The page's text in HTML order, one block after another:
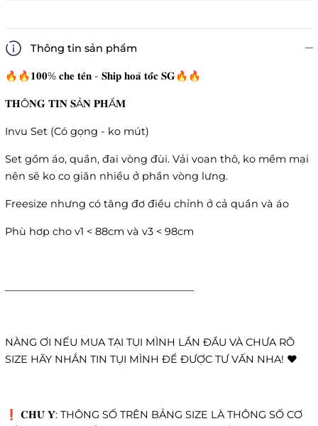
Thông tin sản phẩm
🔥🔥𝟏𝟎𝟎% 𝐜𝐡𝐞 𝐭𝐞̂𝐧 - 𝐒𝐡𝐢𝐩 𝐡𝐨𝐚̉ 𝐭𝐨̂́𝐜 𝐒𝐆🔥🔥
𝐓𝐇Ô𝐍𝐆 𝐓𝐈𝐍 𝐒Ả𝐍 𝐏𝐇Ẩ𝐌
Invu Set (Có gọng - ko mút)
Set gồm áo, quần, đai vòng đùi. Vải voan thô, ko mềm mại
nên sẽ ko co giãn nhiều ở phần vòng lưng.
Freesize nhưng có tăng đơ điều chỉnh ở cả quần và áo
Phù hơp cho v1 < 88cm và v3 < 98cm
NÀNG ƠI NẾU MUA TẠI TỤI MÌNH LẦN ĐẦU VÀ CHƯA RÕ
SIZE HÃY NHẮN TIN TỤI MÌNH ĐỂ ĐƯỢC TƯ VẤN NHA! ❤️
❗️ 𝐂𝐇𝐔́ 𝐘́: THÔNG SỐ TRÊN BẢNG SIZE LÀ THÔNG SỐ CƠ